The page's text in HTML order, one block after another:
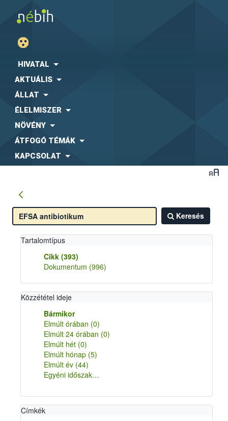
HIVATAL
AKTUÁLIS
ÁLLAT
ÉLELMISZER
NÖVÉNY
ÁTFOGÓ TÉMÁK
KAPCSOLAT
Keresés
Tartalomtípus
Cikk (393)
Dokumentum (996)
Közzététel ideje
Bármikor
Elmúlt órában (0)
Elmúlt 24 órában (0)
Elmúlt hét (0)
Elmúlt hónap (5)
Elmúlt év (44)
Egyéni időszak…
Címkék